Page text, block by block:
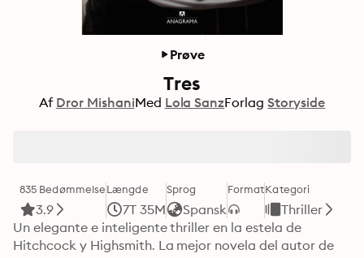
Prøve
Tres
Af Dror MishaniMed Lola SanzForlag Storyside
835 Bedømmelse
3.9
Længde
7T 35M
Sprog
Spansk
FormatKategori
Thriller
Un elegante e inteligente thriller en la estela de
Hitchcock y Highsmith. La mejor novela del autor de